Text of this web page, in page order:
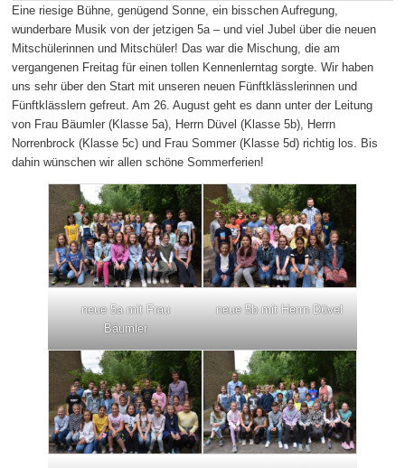
Eine riesige Bühne, genügend Sonne, ein bisschen Aufregung,
wunderbare Musik von der jetzigen 5a – und viel Jubel über die neuen
Mitschülerinnen und Mitschüler! Das war die Mischung, die am
vergangenen Freitag für einen tollen Kennenlerntag sorgte. Wir haben
uns sehr über den Start mit unseren neuen Fünftklässlerinnen und
Fünftklässlern gefreut. Am 26. August geht es dann unter der Leitung
von Frau Bäumler (Klasse 5a), Herrn Düvel (Klasse 5b), Herrn
Norrenbrock (Klasse 5c) und Frau Sommer (Klasse 5d) richtig los. Bis
dahin wünschen wir allen schöne Sommerferien!
neue 5a mit Frau
Bäumler
neue 5b mit Herrn Düvel